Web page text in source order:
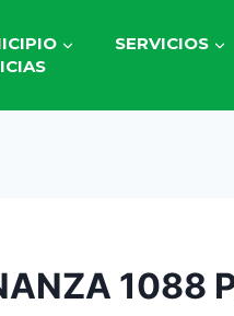
SERVICIOS
1088